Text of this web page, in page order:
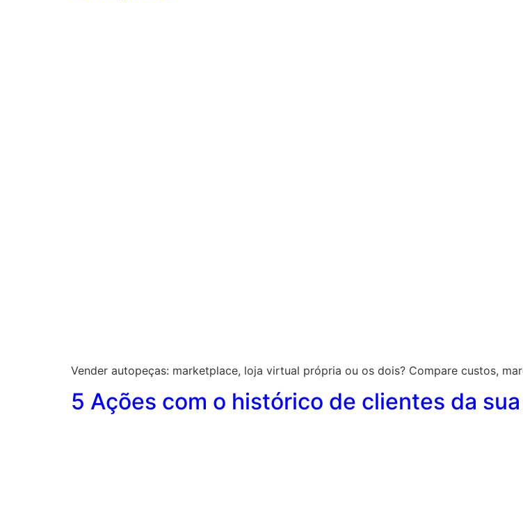
Vender autopeças: marketplace, loja virtual própria ou os dois? Compare custos,
5 Ações com o histórico de clientes da